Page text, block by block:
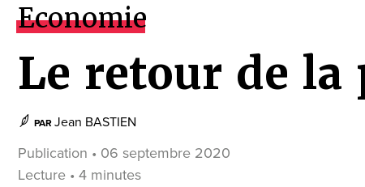
Economie
Le retour de
PAR Jean BASTIEN
Publication • 06 septembre 2020
Lecture • 4 minutes